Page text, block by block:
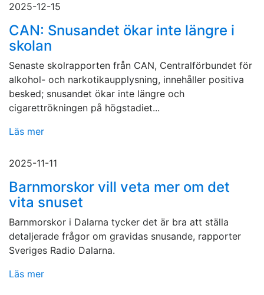
2025-12-15
CAN: Snusandet ökar inte längre i
skolan
Senaste skolrapporten från CAN, Centralförbundet för
alkohol- och narkotikaupplysning, innehåller positiva
besked; snusandet ökar inte längre och
cigarettrökningen på högstadiet...
Läs mer
2025-11-11
Barnmorskor vill veta mer om det
vita snuset
Barnmorskor i Dalarna tycker det är bra att ställa
detaljerade frågor om gravidas snusande, rapporter
Sveriges Radio Dalarna.
Läs mer